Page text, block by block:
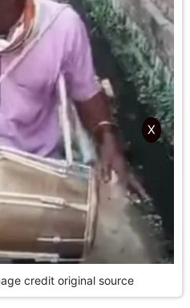
credit original source
X